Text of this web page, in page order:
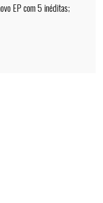
EP com 5 inéditas;